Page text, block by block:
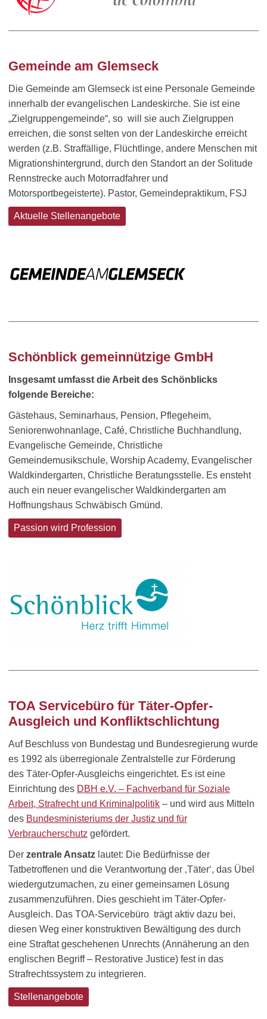
Gemeinde am Glemseck
Die Gemeinde am Glemseck ist eine Personale Gemeinde
innerhalb der evangelischen Landeskirche. Sie ist eine
„Zielgruppengemeinde“, so will sie auch Zielgruppen
erreichen, die sonst selten von der Landeskirche erreicht
werden (z.B. Straffällige, Flüchtlinge, andere Menschen mit
Migrationshintergrund, durch den Standort an der Solitude
Rennstrecke auch Motorradfahrer und
Motorsportbegeisterte). Pastor, Gemeindepraktikum, FSJ
Aktuelle Stellenangebote
Schönblick gemeinnützige GmbH
Insgesamt umfasst die Arbeit des Schönblicks
folgende Bereiche:
Gästehaus, Seminarhaus, Pension, Pflegeheim,
Seniorenwohnanlage, Café, Christliche Buchhandlung,
Evangelische Gemeinde, Christliche
Gemeindemusikschule, Worship Academy, Evangelischer
Waldkindergarten, Christliche Beratungsstelle. Es ensteht
auch ein neuer evangelischer Waldkindergarten am
Hoffnungshaus Schwäbisch Gmünd.
Passion wird Profession
TOA Servicebüro für Täter-Opfer-
Ausgleich und Konfliktschlichtung
Auf Beschluss von Bundestag und Bundesregierung wurde
es 1992 als überregionale Zentralstelle zur Förderung
des Täter-Opfer-Ausgleichs eingerichtet. Es ist eine
Einrichtung des DBH e.V. – Fachverband für Soziale
Arbeit, Strafrecht und Kriminalpolitik – und wird aus Mitteln
des Bundesministeriums der Justiz und für
Verbraucherschutz gefördert.
Der zentrale Ansatz lautet: Die Bedürfnisse der
Tatbetroffenen und die Verantwortung der ‚Täter‘, das Übel
wiedergutzumachen, zu einer gemeinsamen Lösung
zusammenzuführen. Dies geschieht im Täter-Opfer-
Ausgleich. Das TOA-Servicebüro trägt aktiv dazu bei,
diesen Weg einer konstruktiven Bewältigung des durch
eine Straftat geschehenen Unrechts (Annäherung an den
englischen Begriff – Restorative Justice) fest in das
Strafrechtssystem zu integrieren.
Stellenangebote